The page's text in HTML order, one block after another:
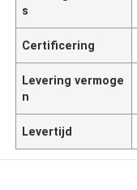
s
Certificering
Levering vermoge
n
Levertijd